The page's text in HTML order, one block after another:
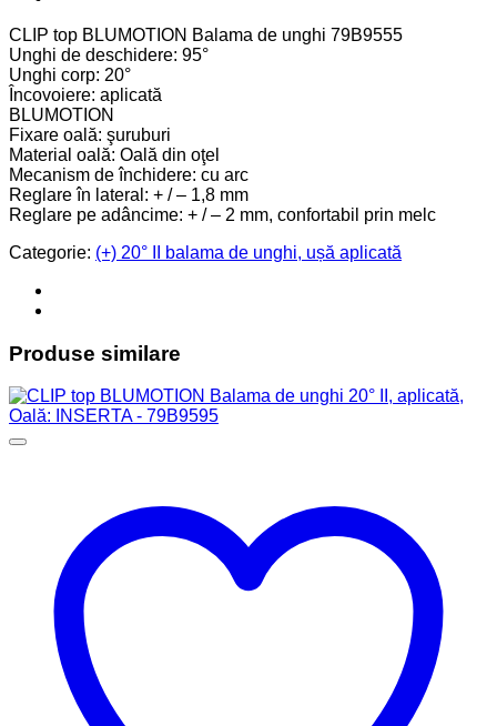
CLIP top BLUMOTION Balama de unghi 79B9555
Unghi de deschidere: 95°
Unghi corp: 20°
Încovoiere: aplicată
BLUMOTION
Fixare oală: şuruburi
Material oală: Oală din oţel
Mecanism de închidere: cu arc
Reglare în lateral: + / – 1,8 mm
Reglare pe adâncime: + / – 2 mm, confortabil prin melc
Categorie: (+) 20° II balama de unghi, ușă aplicată
Produse similare